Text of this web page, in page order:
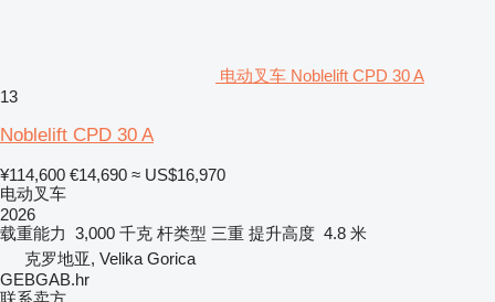
电动叉车 Noblelift CPD 30 A
13
Noblelift CPD 30 A
¥114,600 €14,690 ≈ US$16,970
电动叉车
2026
载重能力 3,000 千克 杆类型 三重 提升高度 4.8 米
克罗地亚, Velika Gorica
GEBGAB.hr
联系卖方